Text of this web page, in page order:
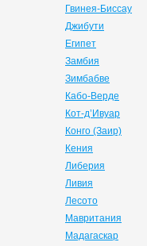
Гвинея-Биссау
Джибути
Египет
Замбия
Зимбабве
Кабо-Верде
Кот-д’Ивуар
Конго (Заир)
Кения
Либерия
Ливия
Лесото
Мавритания
Мадагаскар